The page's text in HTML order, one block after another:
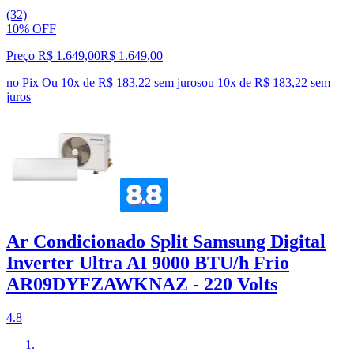
(32)
10% OFF
Preço R$ 1.649,00R$ 1.649,00
no Pix Ou 10x de R$ 183,22 sem jurosou 10x de R$ 183,22 sem
juros
Ar Condicionado Split Samsung Digital
Inverter Ultra AI 9000 BTU/h Frio
AR09DYFZAWKNAZ - 220 Volts
4.8